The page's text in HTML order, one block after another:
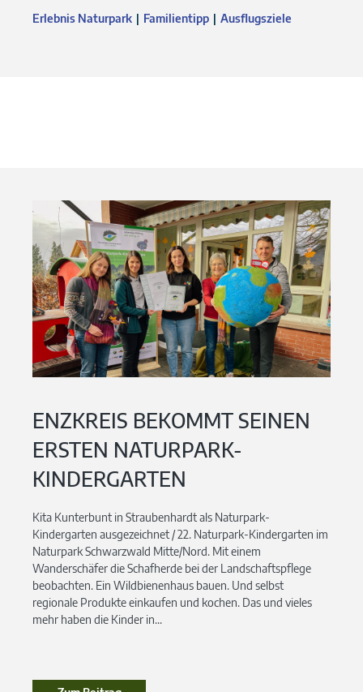
Erlebnis Naturpark Familientipp Ausflugsziele
ENZKREIS BEKOMMT SEINEN
ERSTEN NATURPARK-
KINDERGARTEN
Kita Kunterbunt in Straubenhardt als Naturpark-
Kindergarten ausgezeichnet / 22. Naturpark-Kindergarten im
Naturpark Schwarzwald Mitte/Nord. Mit einem
Wanderschäfer die Schafherde bei der Landschaftspflege
beobachten. Ein Wildbienenhaus bauen. Und selbst
regionale Produkte einkaufen und kochen. Das und vieles
mehr haben die Kinder in...